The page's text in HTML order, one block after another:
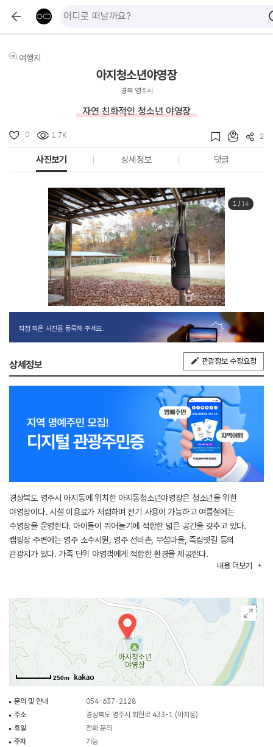
여행지
아지청소년야영장
경북 영주시
자연 친화적인 청소년 야영장
0 1.7K 2
사진보기 상세정보 댓글
1/ 14
직접 찍은 사진을 등록해 주세요.
상세정보 관광정보 수정요청
경상북도 영주시 아지동에 위치한 아지동청소년야영장은 청소년을 위한
야영장이다. 시설 이용료가 저렴하며 전기 사용이 가능하고 여름철에는
수영장을 운영한다. 아이들이 뛰어놀기에 적합한 넓은 공간을 갖추고 있다.
캠핑장 주변에는 영주 소수서원, 영주 선비촌, 무섬마을, 죽림옛길 등의
관광지가 있다. 가족 단위 야영객에게 적합한 환경을 제공한다.
내용 더보기
250m
문의 및 안내
054-637-2128
주소
경상북도 영주시 회헌로 433-1 (아지동)
휴일
전화 문의
주차
가능